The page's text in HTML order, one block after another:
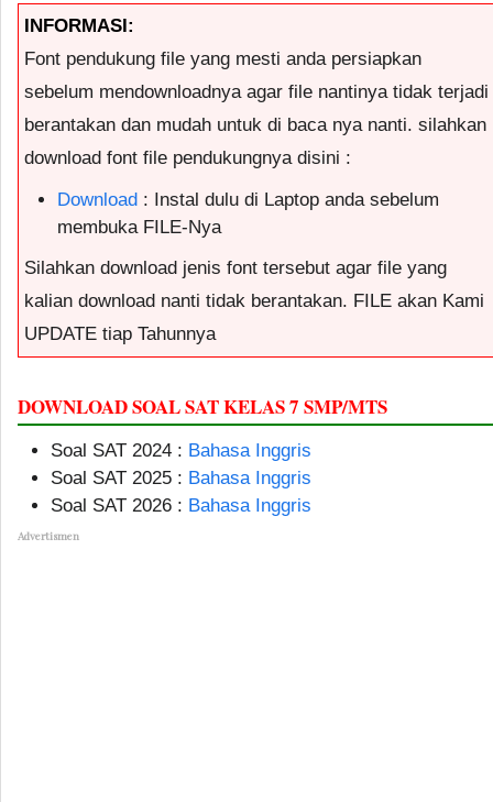
INFORMASI:
Font pendukung file yang mesti anda persiapkan
sebelum mendownloadnya agar file nantinya tidak terjadi
berantakan dan mudah untuk di baca nya nanti. silahkan
download font file pendukungnya disini :
Download : Instal dulu di Laptop anda sebelum
membuka FILE-Nya
Silahkan download jenis font tersebut agar file yang
kalian download nanti tidak berantakan. FILE akan Kami
UPDATE tiap Tahunnya
DOWNLOAD SOAL SAT KELAS 7 SMP/MTS
Soal SAT 2024 : Bahasa Inggris
Soal SAT 2025 : Bahasa Inggris
Soal SAT 2026 : Bahasa Inggris
Advertismen